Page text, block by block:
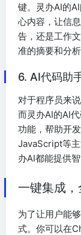
键。灵办AI的
心内容，让信
告，还是工作
准的摘要和分析
6. AI代码助
对于程序员来
而灵办AI的AI
功能，帮助开
JavaScript等
办AI都能提供
一键集成
为了让用户能
式。你可以在